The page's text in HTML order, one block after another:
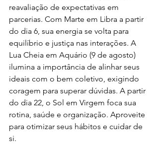
reavaliação de expectativas em
parcerias. Com Marte em Libra a partir
do dia 6, sua energia se volta para
equilíbrio e justiça nas interações. A
Lua Cheia em Aquário (9 de agosto)
ilumina a importância de alinhar seus
ideais com o bem coletivo, exigindo
coragem para superar dúvidas. A partir
do dia 22, o Sol em Virgem foca sua
rotina, saúde e organização. Aproveite
para otimizar seus hábitos e cuidar de
si.